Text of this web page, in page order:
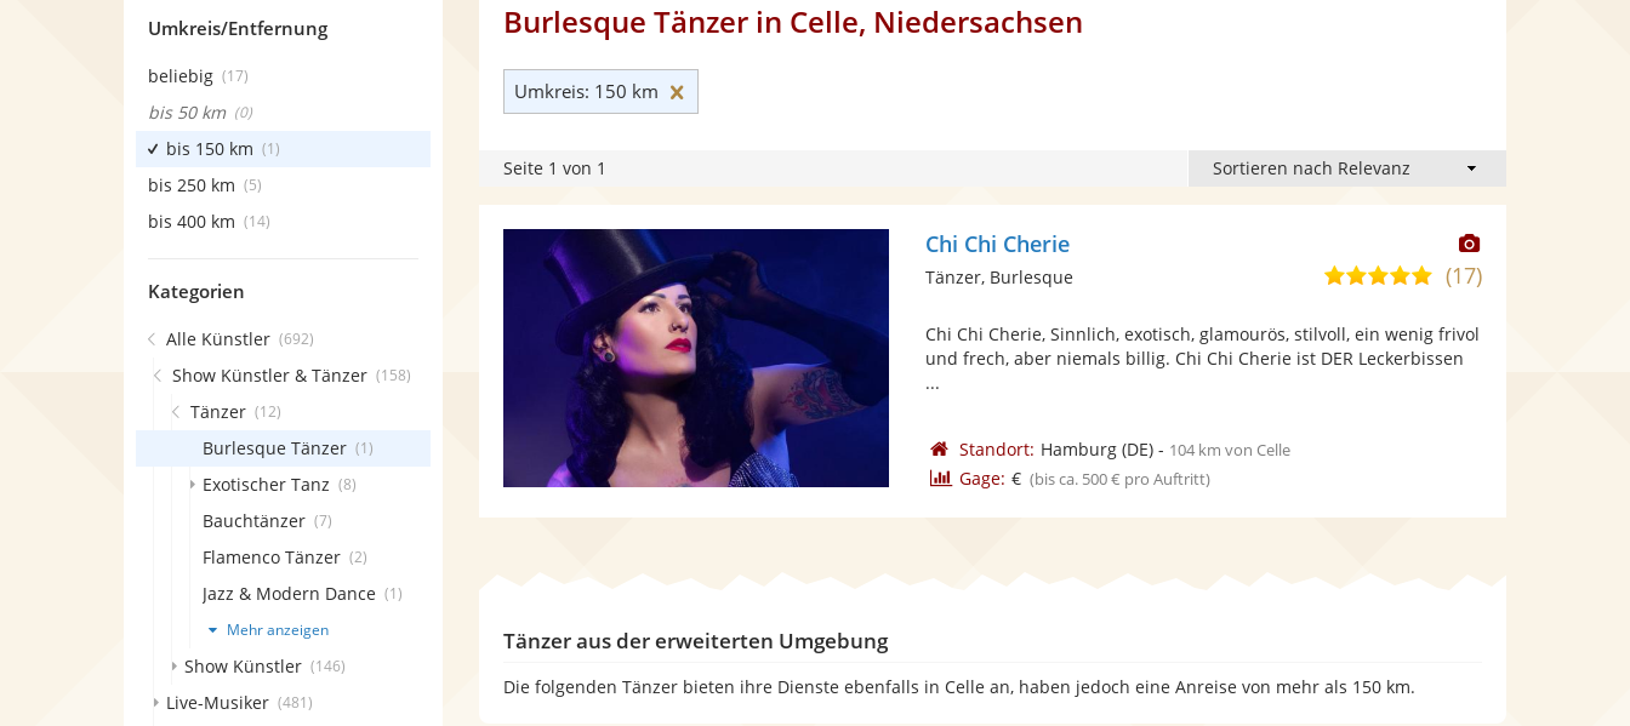
Burlesque Tänzer in Celle, Niedersachsen
Umkreis: 150 km
Seite 1 von 1
Dieser
Künstler
Chi Chi Cherie
4,8
5
Sternen
(17)
Tänzer, Burlesque
Chi Chi Cherie, Sinnlich, exotisch, glamourös, stilvoll, ein wenig frivol
und frech, aber niemals billig. Chi Chi Cherie ist DER Leckerbissen
...
Standort: Hamburg(DE)- 104 km von Celle
Gage: € (bis ca. 500 € pro Auftritt)
Tänzer aus der erweiterten Umgebung
Die folgenden Tänzer bieten ihre Dienste ebenfalls in Celle an, haben jedoch eine Anreise von mehr als 150 km.
Umkreis/Entfernung
beliebig (17)
bis 50 km (0)
bis 150 km (1)
bis 250 km (5)
bis 400 km (14)
Kategorien
Alle Künstler (692)
Show Künstler & Tänzer (158)
Tänzer (12)
Burlesque Tänzer (1)
Exotischer Tanz (8)
Bauchtänzer (7)
Flamenco Tänzer (2)
Jazz & Modern Dance (1)
Mehr anzeigen
Show Künstler (146)
Live-Musiker (481)